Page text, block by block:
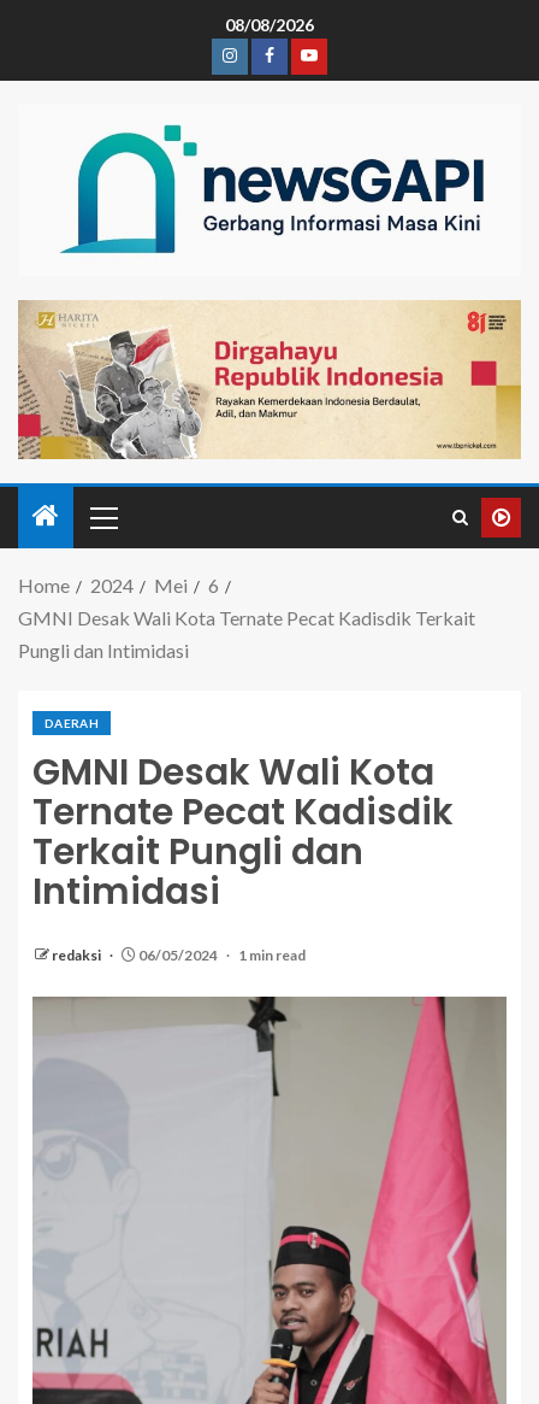
08/08/2026
Home 2024 Mei
6
GMNI Desak Wali Kota Ternate Pecat Kadisdik Terkait
Pungli dan Intimidasi
DAERAH
GMNI Desak Wali Kota
Ternate Pecat Kadisdik
Terkait Pungli dan
Intimidasi
redaksi 06/05/2024 1 min read